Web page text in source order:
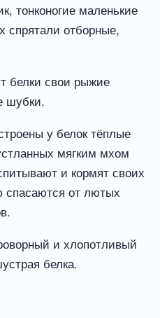
тонконогие маленькие
спрятали отборные,
белки свои рыжие
шубки.
у белок тёплые
мягким мхом
и кормят своих
спасаются от лютых
и хлопотливый
белка.